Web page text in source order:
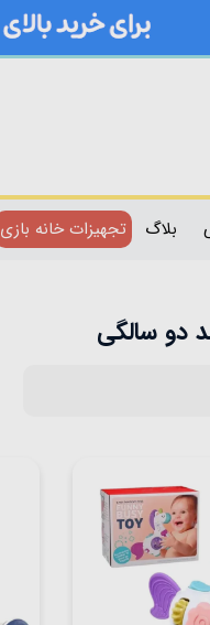
بلاگ تجهیزات خانه بازی
دو سالگی